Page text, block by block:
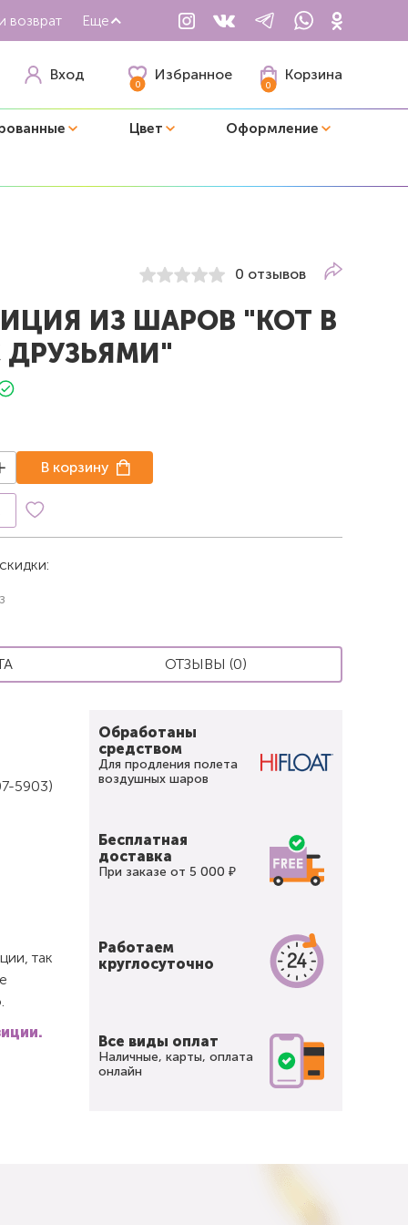
возврат Еще
Вход
0
Избранное
0
Корзина
Цвет Оформление
0 отзывов
ИЗ ШАРОВ "КОТ В
ДРУЗЬЯМИ"
В корзину
ОТЗЫВЫ (0)
5903)
так
Обработаны
средством
Для продления полета
воздушных шаров
Бесплатная
доставка
При заказе от 5 000 ₽
Работаем
круглосуточно
Все виды оплат
Наличные, карты, оплата
онлайн